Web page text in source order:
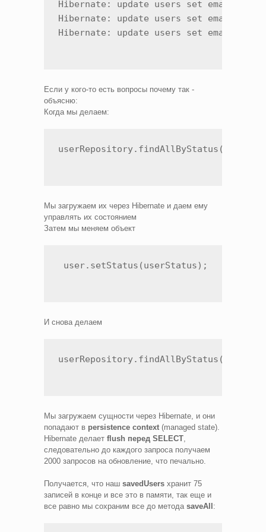
Hibernate: update users set
Hibernate: update users set
Hibernate: update users set
Если у кого-то есть вопросы почему так -
объясню:
Когда мы делаем:
Мы загружаем их через Hibernate и даем ему
управлять их состоянием
Затем мы меняем объект
user.setStatus(userStatus);
И снова делаем
Мы загружаем сущности через Hibernate, и они
попадают в persistence context (managed state).
Hibernate делает flush перед SELECT
следовательно до каждого запроса получаем
2000 запросов на обновление, что печально.
Получается, что наш savedUsers хранит 75
записей в конце и все это в памяти, так еще и
все равно мы сохраним все до метода saveAll: